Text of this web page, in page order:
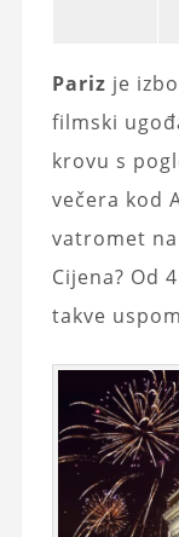
Pariz je
filmski
krovu s
večera kod
vatromet
Cijena? Od
takve